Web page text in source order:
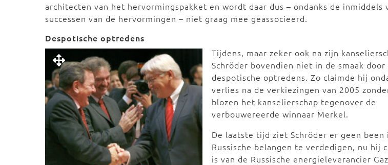
architecten van het hervormingspakket en wordt daar dus – ondanks de inmiddels
successen van de hervormingen – niet graag mee geassocieerd.
Despotische optredens
Tijdens, maar zeker ook na zijn
Schröder bovendien niet in de smaak door
despotische optredens. Zo claimde hij
verlies na de verkiezingen van 2005
blozen het kanselierschap tegenover de
verbouwereerde winnaar Merkel.
De laatste tijd ziet Schröder er geen been
Russische belangen te verdedigen, nu hij
is van de Russische energieleverancier